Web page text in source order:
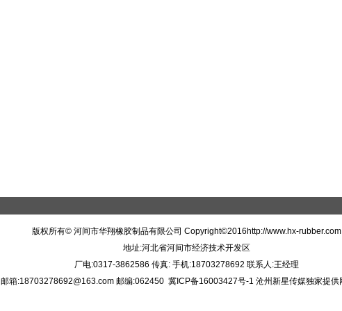
版权所有© 河间市华翔橡胶制品有限公司 Copyright©2016http://www.hx-rubber.com
地址:河北省河间市经济技术开发区
厂电:0317-3862586 传真:手机:18703278692 联系人:王经理
邮箱:18703278692@163.com邮编:062450 冀ICP备16003427号-1 沧州新星传媒独家提供